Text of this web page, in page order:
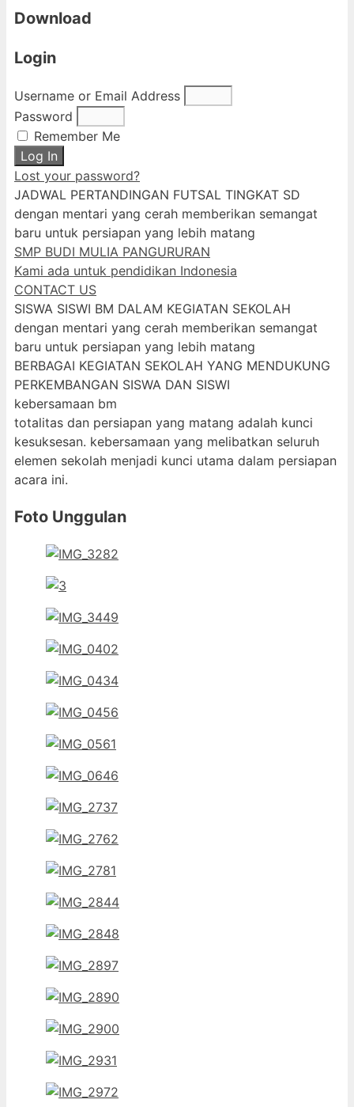
Download
Login
Username or Email Address
Password
Remember Me
Log In
Lost your password?
JADWAL PERTANDINGAN FUTSAL TINGKAT SD
dengan mentari yang cerah memberikan semangat
baru untuk persiapan yang lebih matang
SMP BUDI MULIA PANGURURAN
Kami ada untuk pendidikan Indonesia
CONTACT US
SISWA SISWI BM DALAM KEGIATAN SEKOLAH
dengan mentari yang cerah memberikan semangat
baru untuk persiapan yang lebih matang
BERBAGAI KEGIATAN SEKOLAH YANG MENDUKUNG
PERKEMBANGAN SISWA DAN SISWI
kebersamaan bm
totalitas dan persiapan yang matang adalah kunci
kesuksesan. kebersamaan yang melibatkan seluruh
elemen sekolah menjadi kunci utama dalam persiapan
acara ini.
Foto Unggulan